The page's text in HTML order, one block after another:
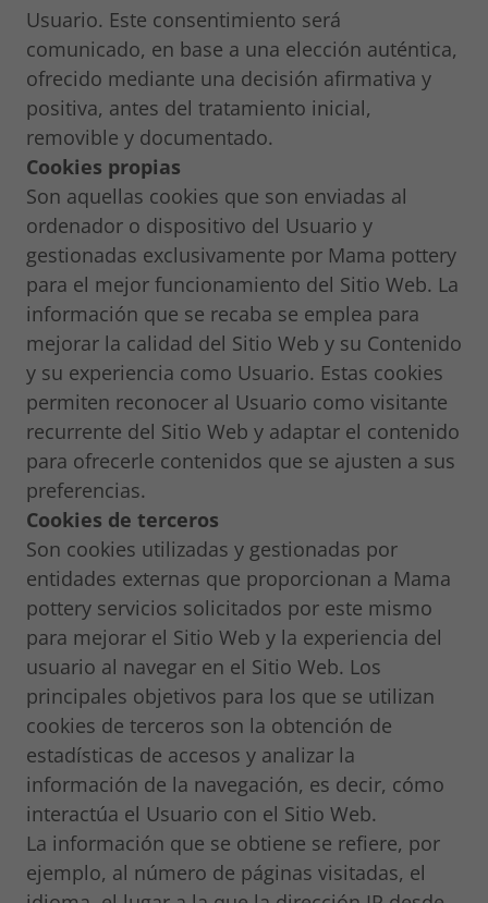
Usuario. Este consentimiento será
comunicado, en base a una elección auténtica,
ofrecido mediante una decisión afirmativa y
positiva, antes del tratamiento inicial,
removible y documentado.
Cookies propias
Son aquellas cookies que son enviadas al
ordenador o dispositivo del Usuario y
gestionadas exclusivamente por Mama pottery
para el mejor funcionamiento del Sitio Web. La
información que se recaba se emplea para
mejorar la calidad del Sitio Web y su Contenido
y su experiencia como Usuario. Estas cookies
permiten reconocer al Usuario como visitante
recurrente del Sitio Web y adaptar el contenido
para ofrecerle contenidos que se ajusten a sus
preferencias.
Cookies de terceros
Son cookies utilizadas y gestionadas por
entidades externas que proporcionan a Mama
pottery servicios solicitados por este mismo
para mejorar el Sitio Web y la experiencia del
usuario al navegar en el Sitio Web. Los
principales objetivos para los que se utilizan
cookies de terceros son la obtención de
estadísticas de accesos y analizar la
información de la navegación, es decir, cómo
interactúa el Usuario con el Sitio Web.
La información que se obtiene se refiere, por
ejemplo, al número de páginas visitadas, el